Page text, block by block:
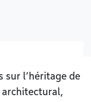
sur l’héritage de